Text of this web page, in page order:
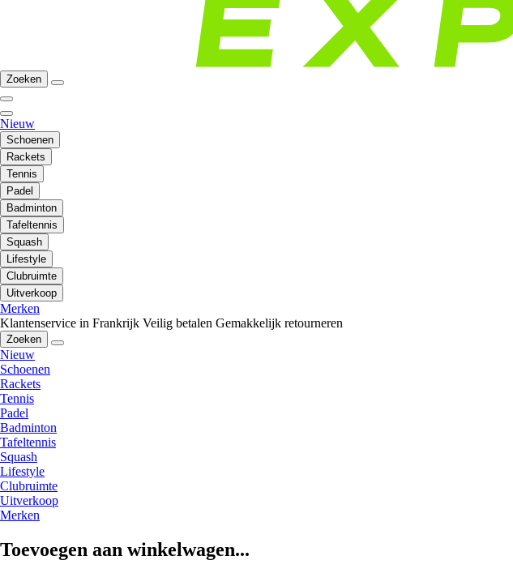
Zoeken
Nieuw
Schoenen
Rackets
Tennis
Padel
Badminton
Tafeltennis
Squash
Lifestyle
Clubruimte
Uitverkoop
Merken
Klantenservice in Frankrijk Veilig betalen Gemakkelijk retourneren
Zoeken
Nieuw
Schoenen
Rackets
Tennis
Padel
Badminton
Tafeltennis
Squash
Lifestyle
Clubruimte
Uitverkoop
Merken
Toevoegen aan winkelwagen...